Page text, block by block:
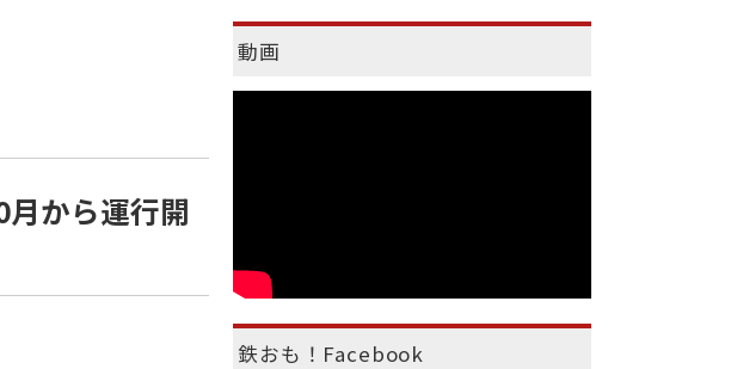
月から運行開
動画
鉄おも！Facebook